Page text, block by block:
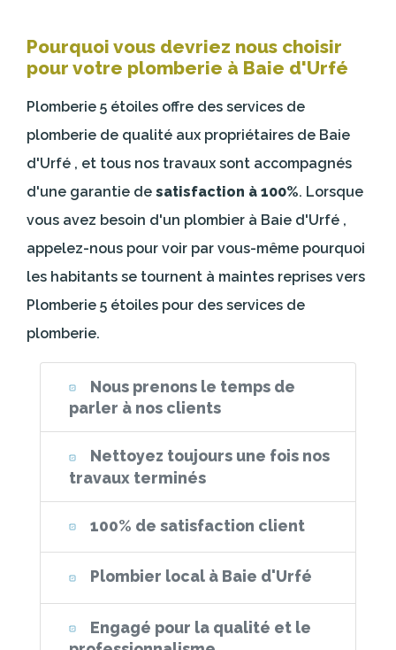
Pourquoi vous devriez nous choisir
pour votre plomberie à Baie d'Urfé
Plomberie 5 étoiles offre des services de
plomberie de qualité aux propriétaires de Baie
d'Urfé , et tous nos travaux sont accompagnés
d'une garantie de satisfaction à 100%. Lorsque
vous avez besoin d'un plombier à Baie d'Urfé ,
appelez-nous pour voir par vous-même pourquoi
les habitants se tournent à maintes reprises vers
Plomberie 5 étoiles pour des services de
plomberie.
Nous prenons le temps de
parler à nos clients
Nettoyez toujours une fois nos
travaux terminés
100% de satisfaction client
Plombier local à Baie d'Urfé
Engagé pour la qualité et le